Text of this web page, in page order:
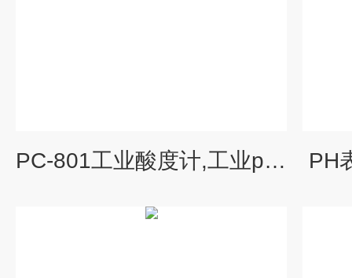
PC-801工业酸度计,工业pH计,工业PH酸度计 PH